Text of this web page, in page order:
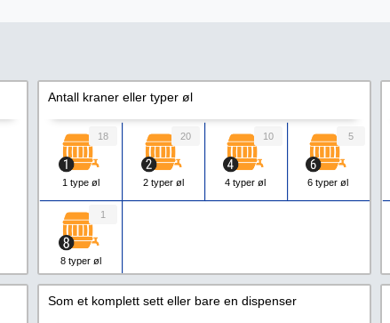
Antall kraner eller typer øl
1 type øl
18
2 typer øl
20
4 typer øl
10
6 typer øl
5
8 typer øl
1
Som et komplett sett eller bare en dispenser